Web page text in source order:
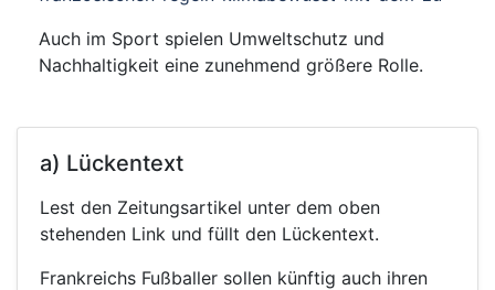
Auch im Sport spielen Umweltschutz und
Nachhaltigkeit eine zunehmend größere Rolle.
a) Lückentext
Lest den Zeitungsartikel unter dem oben
stehenden Link und füllt den Lückentext.
Frankreichs Fußballer sollen künftig auch ihren